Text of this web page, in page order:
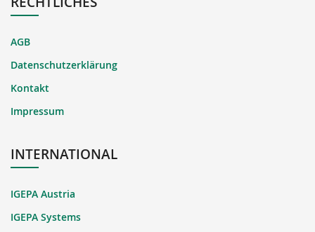
AGB
Datenschutzerklärung
Kontakt
Impressum
INTERNATIONAL
IGEPA Austria
IGEPA Systems